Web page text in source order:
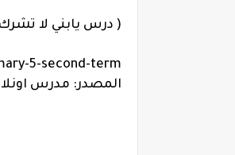
( درس يابني لا
5-second-term
المصدر: مدرس